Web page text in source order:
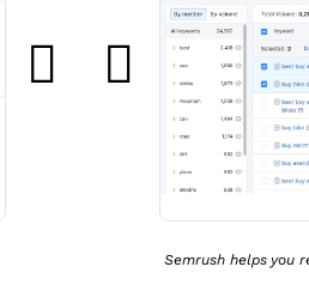
Semrush helps you